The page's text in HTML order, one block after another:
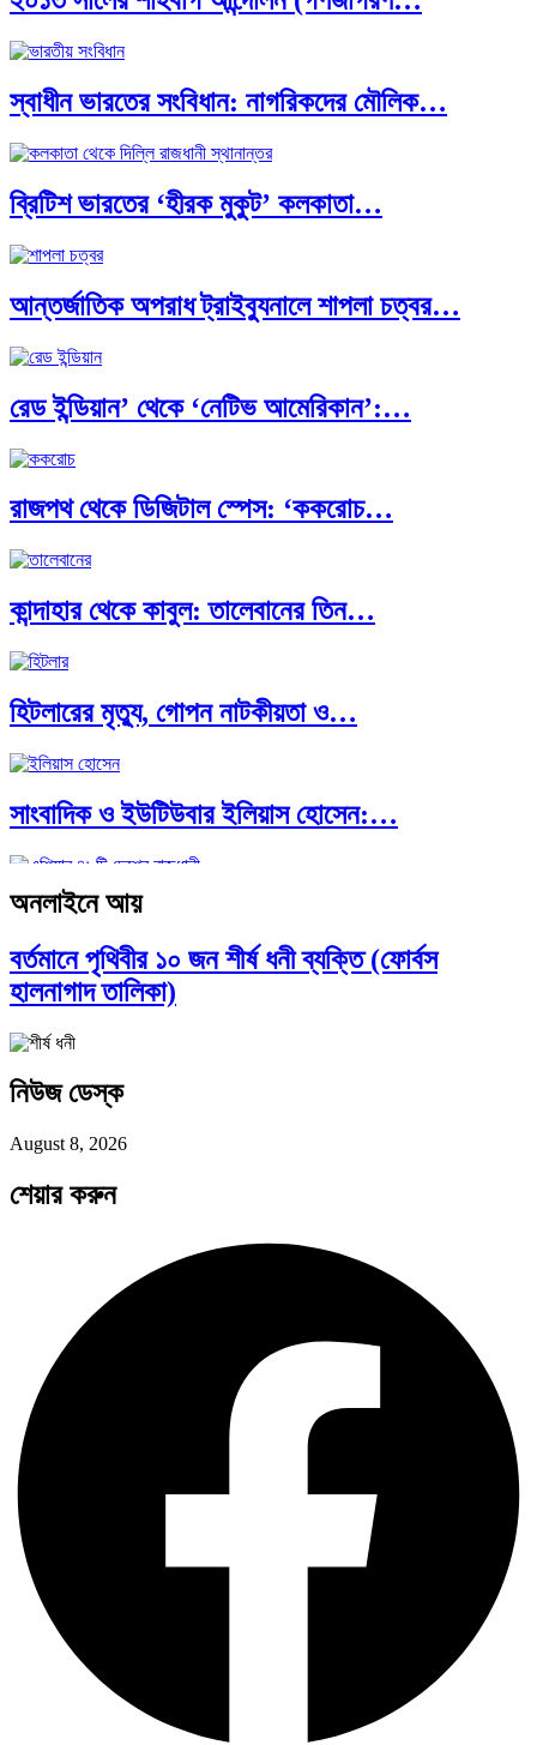
বিশেষ ইন-ডেপ্থ রিপোর্ট: ক্রীড়া উৎসবে…
ভারত মহাসাগরের অশ্রু: শ্রীলঙ্কার ২৬…
ক্রূরতা ও ধ্বংসের মহাকাব্য: পৃথিবীর…
ব্রাজিল ও আর্জেন্টিনার কালো অধ্যায়:…
পূর্ব ইউরোপ বনাম তুরস্ক: শত…
পৃথিবীতে বর্তমানে মোট দেশের সংখ্যা…
এশিয়ান সেঞ্চুরির দ্বৈরথ: চীন-ভারতের বৈশ্বিক…
স্বাধীন ভারতের সংবিধান: নাগরিকদের মৌলিক…
ব্রিটিশ ভারতের ‘হীরক মুকুট’ কলকাতা…
আন্তর্জাতিক অপরাধ ট্রাইব্যুনালে শাপলা চত্বর…
রেড ইন্ডিয়ান’ থেকে ‘নেটিভ আমেরিকান’:…
রাজপথ থেকে ডিজিটাল স্পেস: ‘ককরোচ…
কান্দাহার থেকে কাবুল: তালেবানের তিন…
হিটলারের মৃত্যু, গোপন নাটকীয়তা ও…
সাংবাদিক ও ইউটিউবার ইলিয়াস হোসেন:…
আন্তর্জাতিক প্রতিবেদন: এশিয়া মহাদেশের ৪৯টি…
সব সভ্যতারই তো পতন হয়:…
পদ্মা সেতু ও রেল সংযোগ…
বৈশ্বিক অর্থব্যবস্থা, আইএমএফ-বিশ্বব্যাংক, ইসলামী
ব্যাংকিং…
অর্থ পাচারের মহাকাব্য: ১০০ ডলারের…
দক্ষিণ এশিয়ায় ‘জেন-জি’ বিপ্লব: বাংলাদেশ,…
অনলাইনে আয়
বর্তমানে পৃথিবীর ১০ জন শীর্ষ ধনী ব্যক্তি (ফোর্বস
হালনাগাদ তালিকা)
নিউজ ডেস্ক
August 8, 2026
শেয়ার করুন